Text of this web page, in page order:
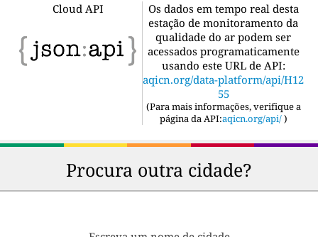
Cloud API
Os dados em tempo real desta
estação de monitoramento da
qualidade do ar podem ser
acessados programaticamente
usando este URL de API:
aqicn.org/data-platform/api/H12
55
(Para mais informações, verifique a
página da API:aqicn.org/api/ )
Procura outra cidade?